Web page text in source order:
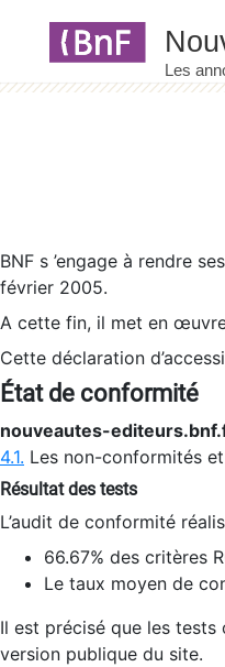
BNF s ’engage à rendre
février 2005.
A cette fin, il met en
Cette déclaration
État de conformité
nouveautes-
4.1. Les non-conformités
Résultat des tests
L’audit de conformité
66.67% des critères
Le taux moyen de
Il est précisé que les
version publique du site.